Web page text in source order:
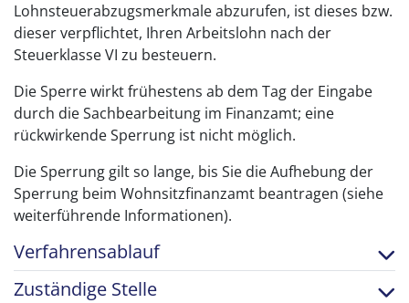
Lohnsteuerabzugsmerkmale abzurufen, ist dieses bzw.
dieser verpflichtet, Ihren Arbeitslohn nach der
Steuerklasse VI zu besteuern.
Die Sperre wirkt frühestens ab dem Tag der Eingabe
durch die Sachbearbeitung im Finanzamt; eine
rückwirkende Sperrung ist nicht möglich.
Die Sperrung gilt so lange, bis Sie die Aufhebung der
Sperrung beim Wohnsitzfinanzamt beantragen (siehe
weiterführende Informationen).
Verfahrensablauf
Zuständige Stelle